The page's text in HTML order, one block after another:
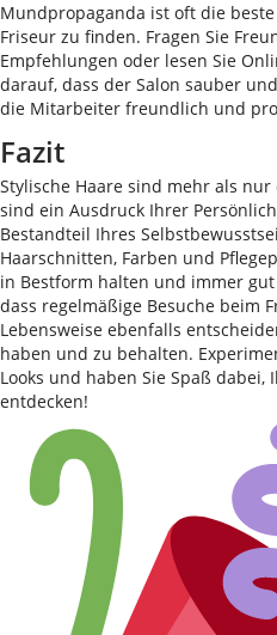
Mundpropaganda ist oft die
Friseur zu finden. Fragen Sie
Empfehlungen oder lesen Sie
darauf, dass der Salon sauber
die Mitarbeiter freundlich und
Fazit
Stylische Haare sind mehr als
sind ein Ausdruck Ihrer
Bestandteil Ihres
Haarschnitten, Farben und
in Bestform halten und immer
dass regelmäßige Besuche beim
Lebensweise ebenfalls
haben und zu behalten.
Looks und haben Sie Spaß
entdecken!